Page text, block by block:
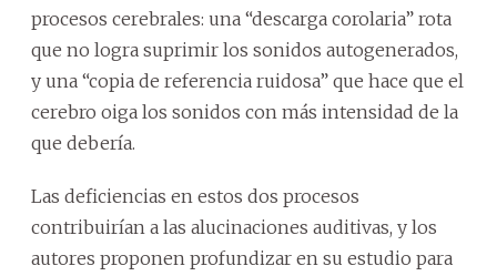
procesos cerebrales: una “descarga corolaria” rota
que no logra suprimir los sonidos autogenerados,
y una “copia de referencia ruidosa” que hace que el
cerebro oiga los sonidos con más intensidad de la
que debería.
Las deficiencias en estos dos procesos
contribuirían a las alucinaciones auditivas, y los
autores proponen profundizar en su estudio para